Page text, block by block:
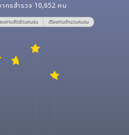
กรสำรวจ 10,652 คน
ยงตามสัดส่วนคนจน เรียงตามจำนวนคนจน